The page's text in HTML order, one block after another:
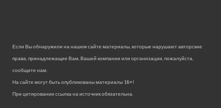
Если Вы обнаружили на нашем сайте материалы, которые нарушают авторские
права, принадлежащие Вам, Вашей компании или организации, пожалуйста,
сообщите нам.
На сайте могут быть опубликованы материалы 18+!
При цитировании ссылка на источник обязательна.